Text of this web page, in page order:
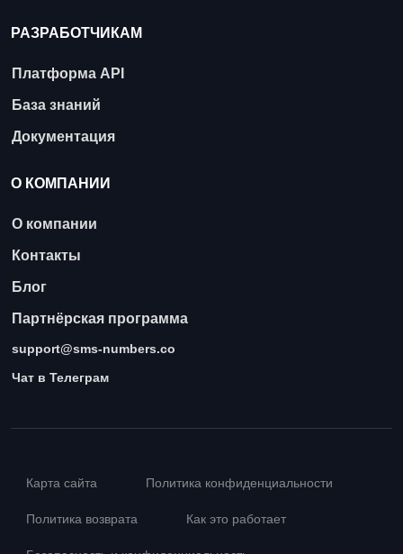
РАЗРАБОТЧИКАМ
Платформа API
База знаний
Документация
О КОМПАНИИ
О компании
Контакты
Блог
Партнёрская программа
support@sms-numbers.co
Чат в Телеграм
Карта сайта Политика конфиденциальности
Политика возврата Как это работает